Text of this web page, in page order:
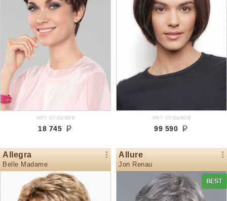
нет отзывов
18 745
нет отзывов
99 590
Allegra
Belle Madame
Allure
Jon Renau